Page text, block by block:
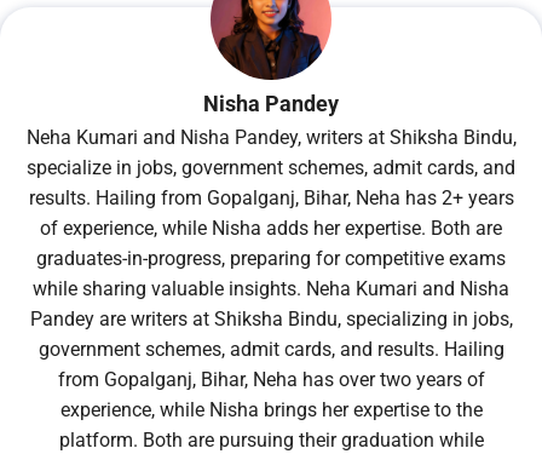
Nisha Pandey
Neha Kumari and Nisha Pandey, writers at Shiksha Bindu,
specialize in jobs, government schemes, admit cards, and
results. Hailing from Gopalganj, Bihar, Neha has 2+ years
of experience, while Nisha adds her expertise. Both are
graduates-in-progress, preparing for competitive exams
while sharing valuable insights. Neha Kumari and Nisha
Pandey are writers at Shiksha Bindu, specializing in jobs,
government schemes, admit cards, and results. Hailing
from Gopalganj, Bihar, Neha has over two years of
experience, while Nisha brings her expertise to the
platform. Both are pursuing their graduation while